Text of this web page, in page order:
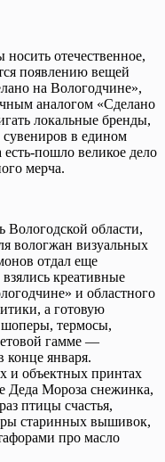
отечественное,
появлению вещей
на Вологодчине»,
аналогом «Сделано
локальные бренды,
в едином
пошло великое дело
мерча.
Вологодской области,
вологжан визуальных
отдал еще
креативные
и областного
а готовую
термосы,
гамме —
конце января.
и объектных принтах
Деда Мороза снежинка,
птицы счастья,
старинных вышивок,
про масло